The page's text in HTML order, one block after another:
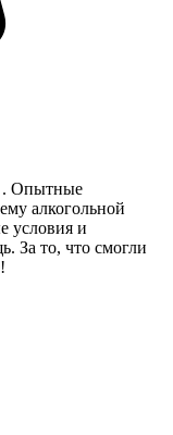
. Опытные
алкогольной
условия и
За то, что смогли